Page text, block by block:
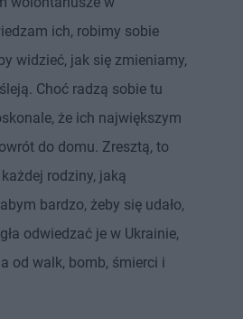
ich, robimy sobie
widzieć, jak się zmieniamy,
Choć radzą sobie tu
że ich największym
do domu. Zresztą, to
rodziny, jaką
bardzo, żeby się udało,
odwiedzać je w Ukrainie,
od walk, bomb, śmierci i